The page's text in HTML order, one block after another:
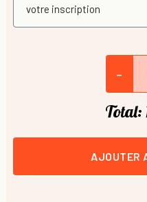
-
Total:
AJOUTER